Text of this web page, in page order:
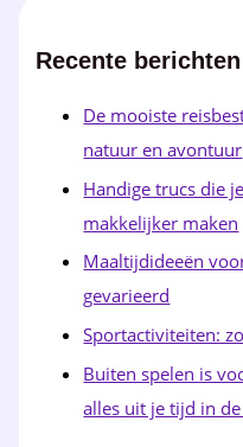
Recente berichten
De mooiste
natuur en avontuur
Handige trucs die
makkelijker maken
Maaltijdideeën
gevarieerd
Sportactiviteiten:
Buiten spelen is
alles uit je tijd in